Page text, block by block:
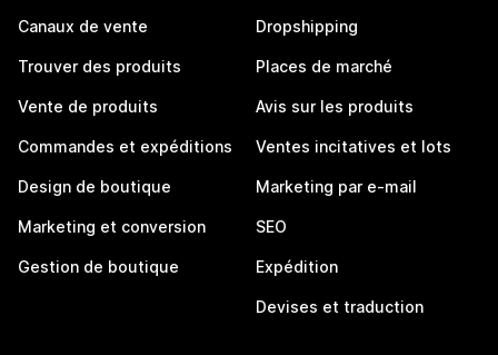
Canaux de vente
Trouver des produits
Vente de produits
Commandes et expéditions
Design de boutique
Marketing et conversion
Gestion de boutique
Dropshipping
Places de marché
Avis sur les produits
Ventes incitatives et lots
Marketing par e-mail
SEO
Expédition
Devises et traduction